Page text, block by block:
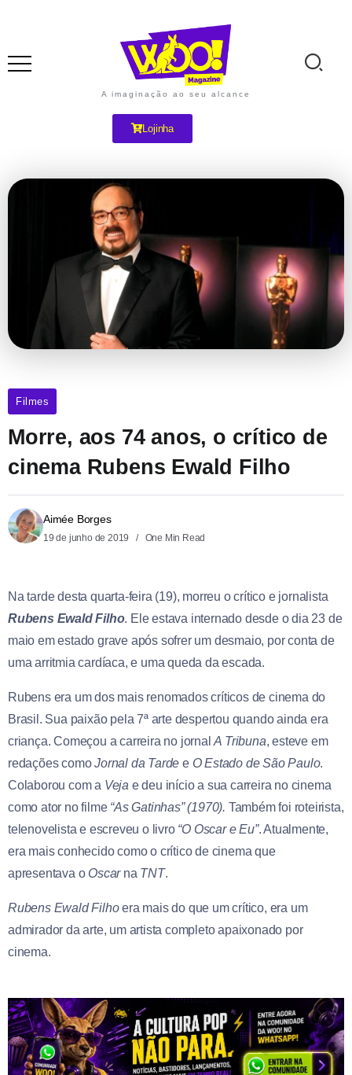
A imaginação ao seu alcance
Lojinha
Filmes
Morre, aos 74 anos, o crítico de
cinema Rubens Ewald Filho
Aimée Borges
19 de junho de 2019 One Min Read
Na tarde desta quarta-feira (19), morreu o crítico e jornalista
Rubens Ewald Filho. Ele estava internado desde o dia 23 de
maio em estado grave após sofrer um desmaio, por conta de
uma arritmia cardíaca, e uma queda da escada.
Rubens era um dos mais renomados críticos de cinema do
Brasil. Sua paixão pela 7ª arte despertou quando ainda era
criança. Começou a carreira no jornalA Tribuna, esteve em
redações comoJornal da Tarde e O Estado de São Paulo.
Colaborou com a Veja e deu início a sua carreira no cinema
como ator no filme “As Gatinhas” (1970). Também foi roteirista,
telenovelista e escreveu o livro “O Oscar e Eu”. Atualmente,
era mais conhecido como o crítico de cinema que
apresentava o Oscarna TNT.
Rubens Ewald Filhoera mais do que um crítico, era um
admirador da arte, um artista completo apaixonado por
cinema.